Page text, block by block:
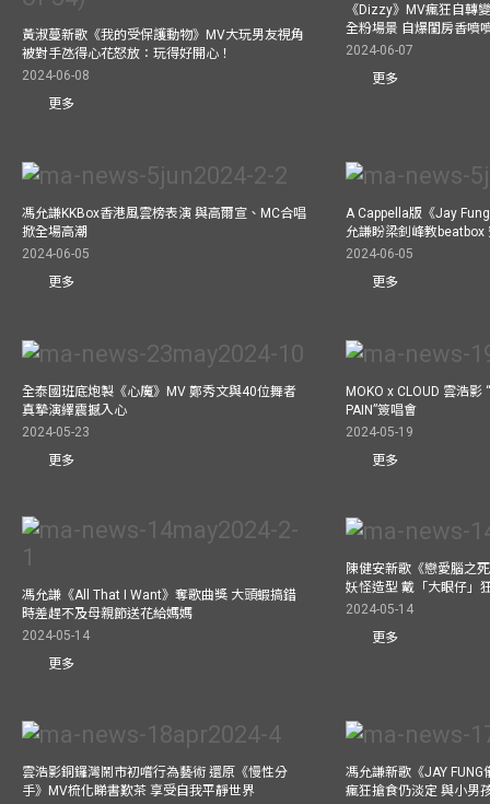
黃淑蔓新歌《我的受保護動物》MV大玩男友視角
被對手氹得心花怒放：玩得好開心！
2024-06-08
更多
《Dizzy》MV瘋狂自轉
全粉場景 自爆閨房香噴
2024-06-07
更多
馮允謙KKBox香港風雲榜表演 與高爾宣、MC合唱
掀全場高潮
2024-06-05
更多
A Cappella版《Jay
允謙盼梁釗峰教beatbox
2024-06-05
更多
全泰國班底炮製《心魔》MV 鄭秀文與40位舞者
真摯演繹震撼入心
2024-05-23
更多
MOKO x CLOUD 雲浩影
PAIN”簽唱會
2024-05-19
更多
馮允謙《All That I Want》奪歌曲獎 大頭蝦搞錯
時差趕不及母親節送花給媽媽
2024-05-14
更多
陳健安新歌《戀愛腦之
妖怪造型 戴「大眼仔」
2024-05-14
更多
雲浩影銅鑼灣鬧市初嚐行為藝術 還原《慢性分
手》MV梳化睇書歎茶 享受自我平靜世界
馮允謙新歌《JAY
瘋狂搶食仍淡定 與小男